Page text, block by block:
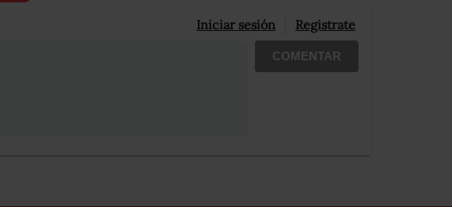
Iniciar sesión Registrate
COMENTAR